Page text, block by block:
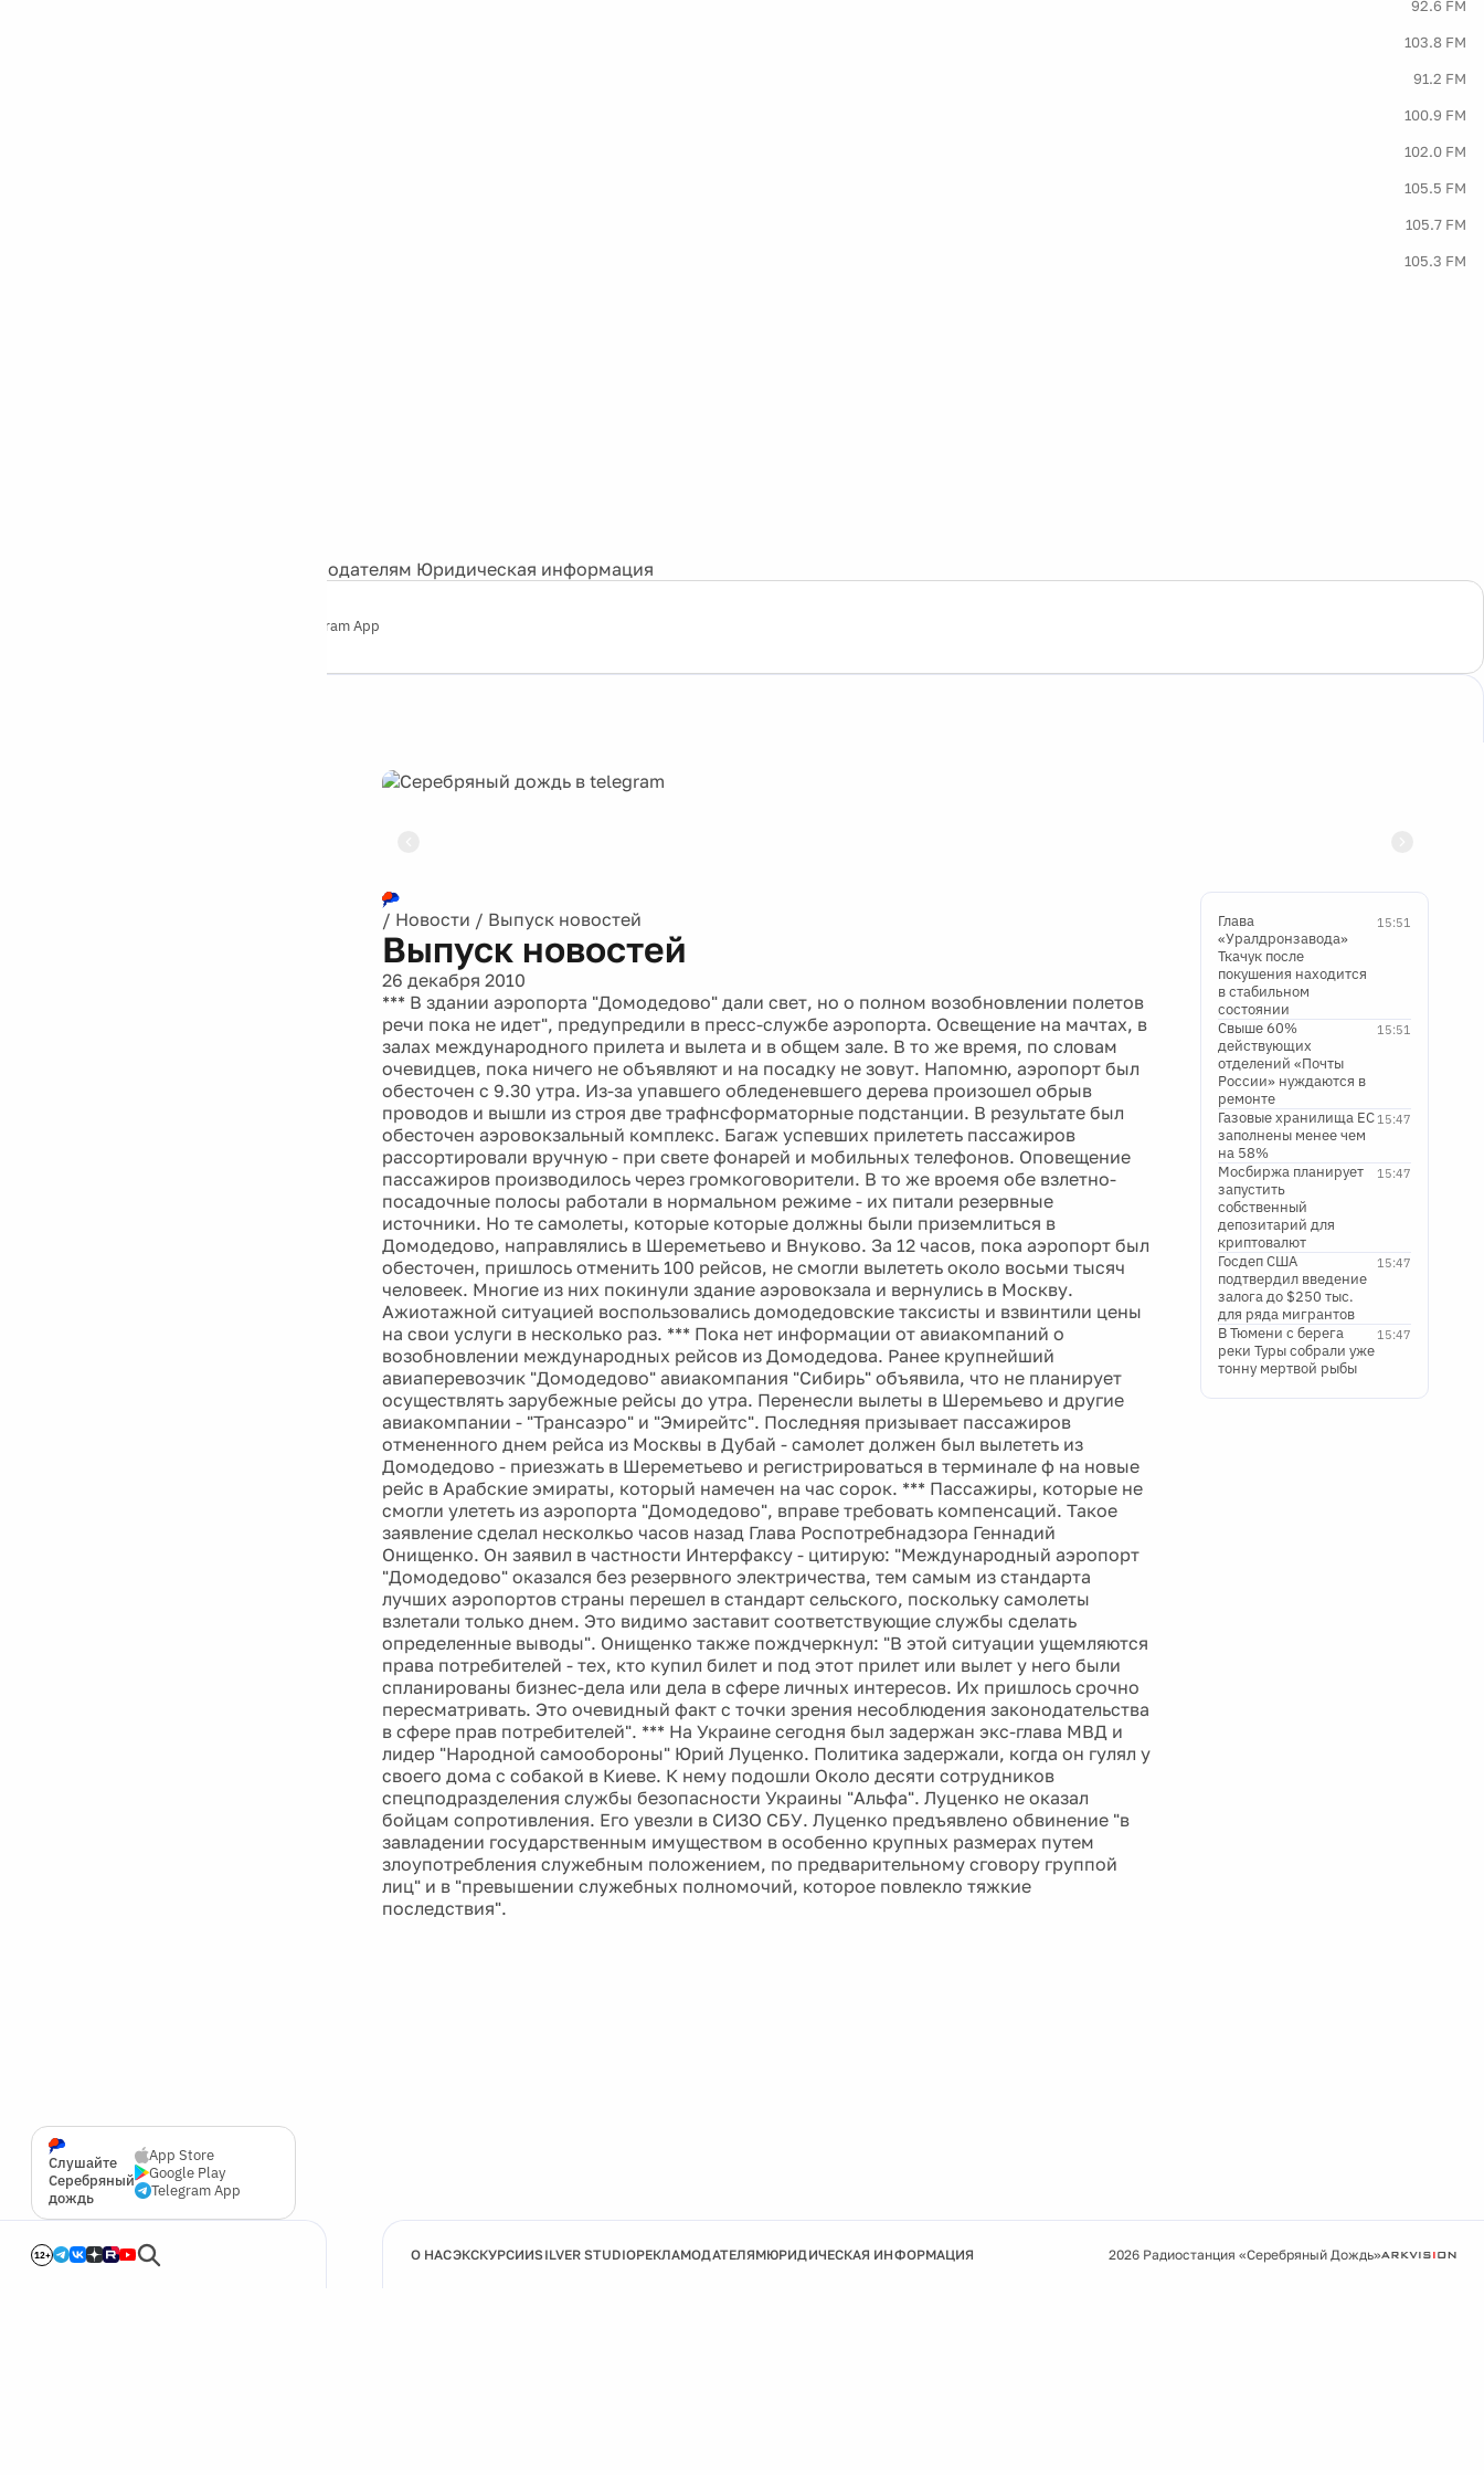
92.6 FM
103.8 FM
91.2 FM
100.9 FM
102.0 FM
105.5 FM
105.7 FM
105.3 FM
Рекламодателям Юридическая информация
Telegram App
Слушайте
Серебряный
дождь
App Store
Google Play
Telegram App
12+
/ Новости / Выпуск новостей
Выпуск новостей
26 декабря 2010
*** В здании аэропорта "Домодедово" дали свет, но о полном возобновлении полетов
речи пока не идет", предупредили в пресс-службе аэропорта. Освещение на мачтах, в
залах международного прилета и вылета и в общем зале. В то же время, по словам
очевидцев, пока ничего не объявляют и на посадку не зовут. Напомню, аэропорт был
обесточен с 9.30 утра. Из-за упавшего обледеневшего дерева произошел обрыв
проводов и вышли из строя две трафнсформаторные подстанции. В результате был
обесточен аэровокзальный комплекс. Багаж успевших прилететь пассажиров
рассортировали вручную - при свете фонарей и мобильных телефонов. Оповещение
пассажиров производилось через громкоговорители. В то же вроемя обе взлетно-
посадочные полосы работали в нормальном режиме - их питали резервные
источники. Но те самолеты, которые которые должны были приземлиться в
Домодедово, направлялись в Шереметьево и Внуково. За 12 часов, пока аэропорт был
обесточен, пришлось отменить 100 рейсов, не смогли вылететь около восьми тысяч
человеек. Многие из них покинули здание аэровокзала и вернулись в Москву.
Ажиотажной ситуацией воспользовались домодедовские таксисты и взвинтили цены
на свои услуги в несколько раз. *** Пока нет информации от авиакомпаний о
возобновлении международных рейсов из Домодедова. Ранее крупнейший
авиаперевозчик "Домодедово" авиакомпания "Сибирь" объявила, что не планирует
осуществлять зарубежные рейсы до утра. Перенесли вылеты в Шеремьево и другие
авиакомпании - "Трансаэро" и "Эмирейтс". Последняя призывает пассажиров
отмененного днем рейса из Москвы в Дубай - самолет должен был вылететь из
Домодедово - приезжать в Шереметьево и регистрироваться в терминале ф на новые
рейс в Арабские эмираты, который намечен на час сорок. *** Пассажиры, которые не
смогли улететь из аэропорта "Домодедово", вправе требовать компенсаций. Такое
заявление сделал несколкьо часов назад Глава Роспотребнадзора Геннадий
Онищенко. Он заявил в частности Интерфаксу - цитирую: "Международный аэропорт
"Домодедово" оказался без резервного электричества, тем самым из стандарта
лучших аэропортов страны перешел в стандарт сельского, поскольку самолеты
взлетали только днем. Это видимо заставит соответствующие службы сделать
определенные выводы". Онищенко также пождчеркнул: "В этой ситуации ущемляются
права потребителей - тех, кто купил билет и под этот прилет или вылет у него были
спланированы бизнес-дела или дела в сфере личных интересов. Их пришлось срочно
пересматривать. Это очевидный факт с точки зрения несоблюдения законодательства
в сфере прав потребителей". *** На Украине сегодня был задержан экс-глава МВД и
лидер "Народной самообороны" Юрий Луценко. Политика задержали, когда он гулял у
своего дома с собакой в Киеве. К нему подошли Около десяти сотрудников
спецподразделения службы безопасности Украины "Альфа". Луценко не оказал
бойцам сопротивления. Его увезли в СИЗО СБУ. Луценко предъявлено обвинение "в
завладении государственным имуществом в особенно крупных размерах путем
злоупотребления служебным положением, по предварительному сговору группой
лиц" и в "превышении служебных полномочий, которое повлекло тяжкие
последствия".
15:51
Глава
«Уралдронзавода»
Ткачук после
покушения находится
в стабильном
состоянии
15:51
Свыше 60%
действующих
отделений «Почты
России» нуждаются в
ремонте
15:47
Газовые хранилища ЕС
заполнены менее чем
на 58%
15:47
Мосбиржа планирует
запустить
собственный
депозитарий для
криптовалют
15:47
Госдеп США
подтвердил введение
залога до $250 тыс.
для ряда мигрантов
15:47
В Тюмени с берега
реки Туры собрали уже
тонну мертвой рыбы
О НАСЭКСКУРСИИSILVER STUDIOРЕКЛАМОДАТЕЛЯМЮРИДИЧЕСКАЯ ИНФОРМАЦИЯ 2026 Радиостанция «Серебряный Дождь»